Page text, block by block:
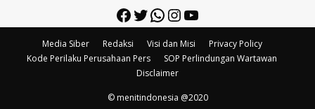
Facebook
Twitter
WhatsApp
Instagram
YouTube
Media Siber Redaksi Visi dan Misi
Privacy Policy
Kode Perilaku Perusahaan Pers
SOP Perlindungan Wartawan
Disclaimer
© menitindonesia @2020